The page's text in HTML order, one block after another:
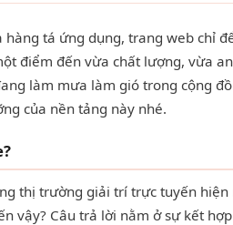
tá ứng dụng, trang web chỉ
điểm đến vừa chất lượng, vừa
làm mưa làm gió trong cộng
của nền tảng này nhé.
thị trường giải trí trực tuyến
vậy? Câu trả lời nằm ở sự kết